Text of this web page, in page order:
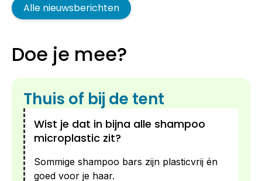
Alle nieuwsberichten
Doe je mee?
Thuis of bij de tent
Wist je dat in bijna alle shampoo
microplastic zit?
Sommige shampoo bars zijn plasticvrij én
goed voor je haar.